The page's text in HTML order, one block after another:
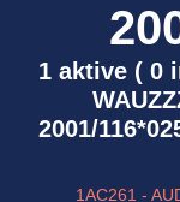
1 aktive ( 0
2001/
1AC261 -